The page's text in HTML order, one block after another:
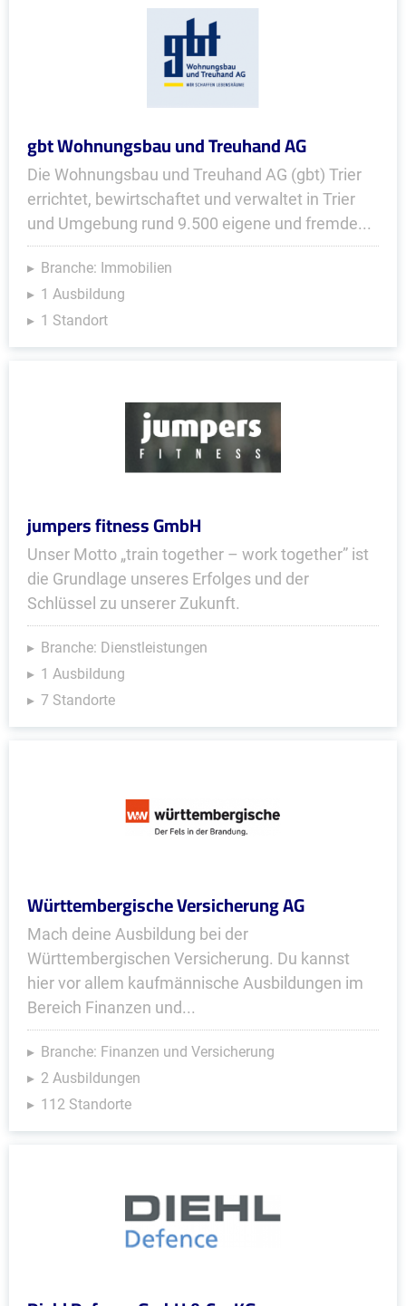
gbt Wohnungsbau und Treuhand AG
Die Wohnungsbau und Treuhand AG (gbt) Trier
errichtet, bewirtschaftet und verwaltet in Trier
und Umgebung rund 9.500 eigene und fremde...
Branche: Immobilien
1 Ausbildung
1 Standort
jumpers fitness GmbH
Unser Motto „train together – work together” ist
die Grundlage unseres Erfolges und der
Schlüssel zu unserer Zukunft.
Branche: Dienstleistungen
1 Ausbildung
7 Standorte
Württembergische Versicherung AG
Mach deine Ausbildung bei der
Württembergischen Versicherung. Du kannst
hier vor allem kaufmännische Ausbildungen im
Bereich Finanzen und...
Branche: Finanzen und Versicherung
2 Ausbildungen
112 Standorte